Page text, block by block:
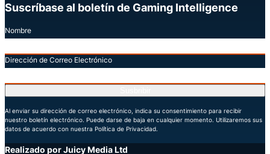
Suscríbase al boletín de Gaming Intelligence
Nombre
Dirección de Correo Electrónico
Al enviar su dirección de correo electrónico, indica su consentimiento para recibir
nuestro boletín electrónico. Puede darse de baja en cualquier momento. Utilizaremos sus
datos de acuerdo con nuestra Política de Privacidad.
Realizado por Juicy Media Ltd